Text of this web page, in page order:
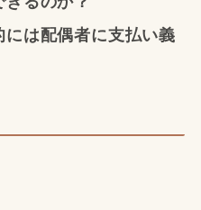
は配偶者に支払い義